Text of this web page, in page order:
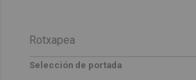
Selección de portada